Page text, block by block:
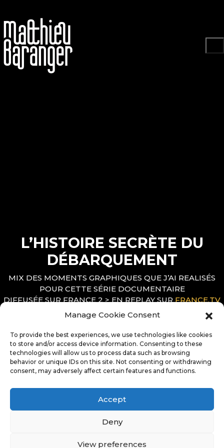
Manage Cookie Consent
To provide the best experiences, we use technologies like cookies
to store and/or access device information. Consenting to these
technologies will allow us to process data such as browsing
behavior or unique IDs on this site. Not consenting or withdrawing
consent, may adversely affect certain features and functions.
Accept
Deny
View preferences
L’HISTOIRE SECRÈTE DU
DÉBARQUEMENT
MIX DES MOMENTS GRAPHIQUES QUE J’AI REALISÉS
POUR CETTE SÉRIE DOCUMENTAIRE
DIFFUSÉE SUR FRANCE 2 > EN REPLAY SURFRANCE.TV
PRODUCTION : BRAINWORKS + FRANCETV
PRÉSENTATION : JULIAN BUGIER
RÉALISATION : MIKAEL GUEDJ
RÉDACTEUR EN CHEF : FRÉDÉRIC BOISSET
DIRECTION ARTISITIQUE : LAURENT SEINCE
MOTION DESIGN : MATTHIEU BARANGER